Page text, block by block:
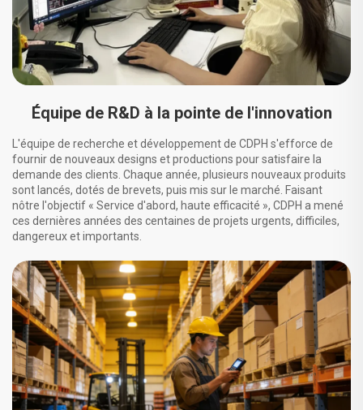
Équipe de R&D à la pointe de l'innovation
L'équipe de recherche et développement de CDPH s'efforce de
fournir de nouveaux designs et productions pour satisfaire la
demande des clients. Chaque année, plusieurs nouveaux produits
sont lancés, dotés de brevets, puis mis sur le marché. Faisant
nôtre l'objectif « Service d'abord, haute efficacité », CDPH a mené
ces dernières années des centaines de projets urgents, difficiles,
dangereux et importants.